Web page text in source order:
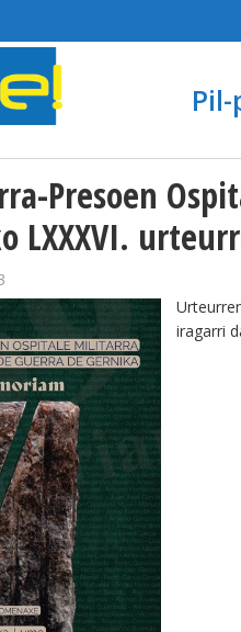
Presoen
LXXXVI.
iragarri